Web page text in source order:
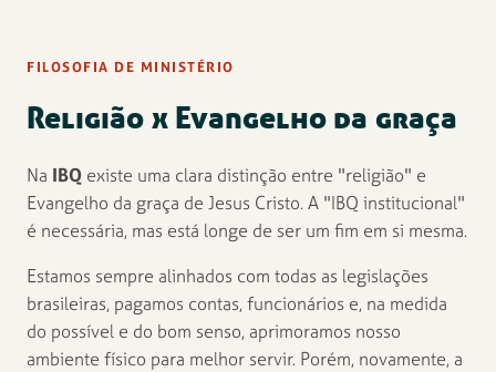
FILOSOFIA DE MINISTÉRIO
Religião x Evangelho da graça
Na IBQ existe uma clara distinção entre "religião" e
Evangelho da graça de Jesus Cristo. A "IBQ institucional"
é necessária, mas está longe de ser um fim em si mesma.
Estamos sempre alinhados com todas as legislações
brasileiras, pagamos contas, funcionários e, na medida
do possível e do bom senso, aprimoramos nosso
ambiente físico para melhor servir. Porém, novamente, a